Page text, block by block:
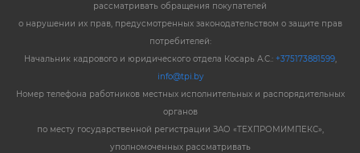
рассматривать обращения покупателей
о нарушении их прав, предусмотренных законодательством о защите прав
потребителей:
Начальник кадрового и юридического отдела Косарь А.С.: +375173881599,
info@tpi.by
Номер телефона работников местных исполнительных и распорядительных
органов
по месту государственной регистрации ЗАО «ТЕХПРОМИМПЕКС»,
уполномоченных рассматривать